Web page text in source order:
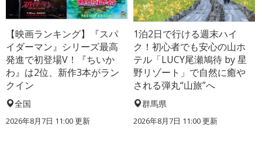
【映画ランキング】『スパ
イダーマン』シリーズ最高
発進で初登場V！『ちいか
わ』は2位、新作3本がラン
クイン
全国
2026年8月7日 11:00更新
1泊2日で行ける週末ハイ
ク！初心者でも安心の山ホ
テル「LUCY尾瀬鳩待 by 星
野リゾート」で自然に癒や
される弾丸“山旅”へ
群馬県
2026年8月7日 11:00更新